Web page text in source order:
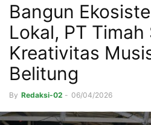
Bangun
Lokal, PT
Kreativitas
Belitung
By Redaksi-02 - 06/04/2026